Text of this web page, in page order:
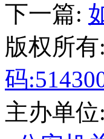
下一篇:
版权所
码
主办单